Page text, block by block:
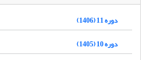
دوره 11 (1406)
دوره 10 (1405)